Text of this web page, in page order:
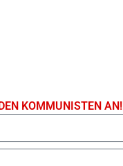
KOMMUNISTEN AN!